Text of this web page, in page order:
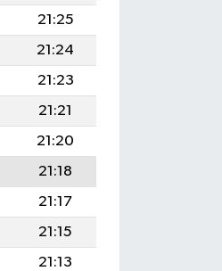
21:25
21:24
21:23
21:21
21:20
21:18
21:17
21:15
21:13